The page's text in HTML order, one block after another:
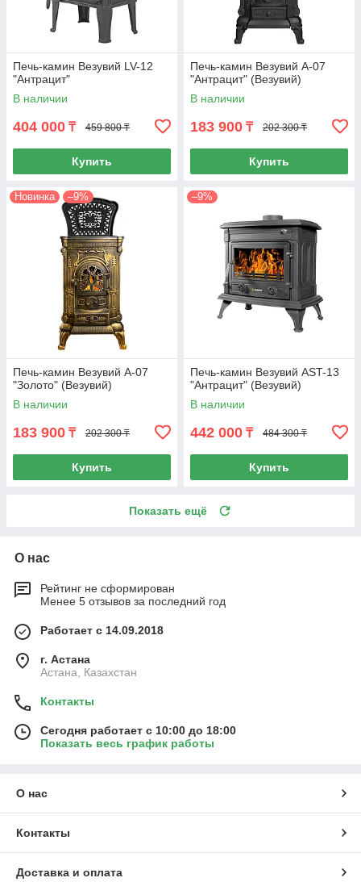
Печь-камин Везувий LV-12
"Антрацит"
В наличии
404 000 ₸ 459 800 ₸
Купить
Печь-камин Везувий А-07
"Антрацит" (Везувий)
В наличии
183 900 ₸ 202 300 ₸
Купить
Новинка –9%
Печь-камин Везувий А-07
"Золото" (Везувий)
В наличии
183 900 ₸ 202 300 ₸
Купить
–9%
Печь-камин Везувий AST-13
"Антрацит" (Везувий)
В наличии
442 000 ₸ 484 300 ₸
Купить
Показать ещё
О нас
Рейтинг не сформирован
Менее 5 отзывов за последний год
Работает с 14.09.2018
г. Астана
Астана, Казахстан
Контакты
Сегодня работает с 10:00 до 18:00
Показать весь график работы
О нас
Контакты
Доставка и оплата